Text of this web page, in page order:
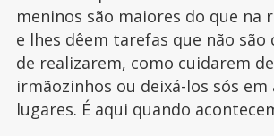
meninos são maiores do que na
e lhes dêem tarefas que não são
de realizarem, como cuidarem
irmãozinhos ou deixá-los sós em
lugares. É aqui quando